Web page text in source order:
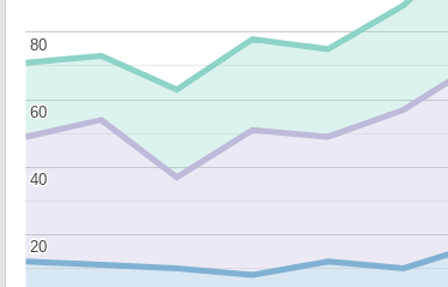
20
20
40
40
60
60
80
80